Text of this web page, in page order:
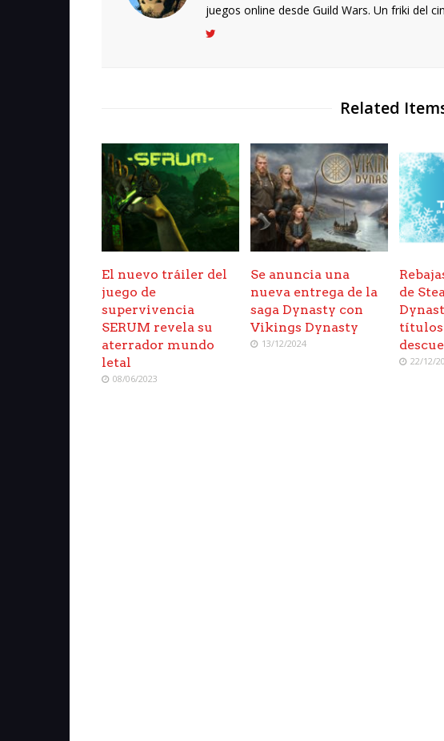
juegos online desde Guild Wars. Un friki del
Related
El nuevo tráiler del
juego de
supervivencia
SERUM revela su
aterrador mundo
letal
08/06/2023
Se anuncia una
nueva entrega de la
saga Dynasty con
Vikings Dynasty
13/12/2024
de
títulos
22/12/